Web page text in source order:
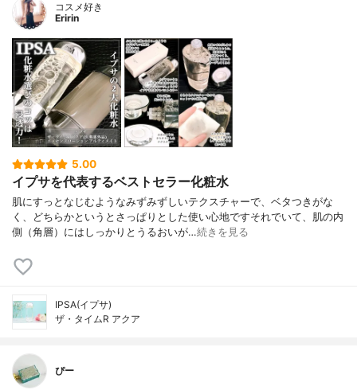
コスメ好き
Eririn
5.00
イプサを代表するベストセラー化粧水
肌にすっとなじむようなみずみずしいテクスチャーで、ベタつきがな
く、どちらかというとさっぱりとした使い心地ですそれでいて、肌の内
側（角層）にはしっかりとうるおいが…続きを見る
IPSA(イプサ)
ザ・タイムR アクア
ぴー